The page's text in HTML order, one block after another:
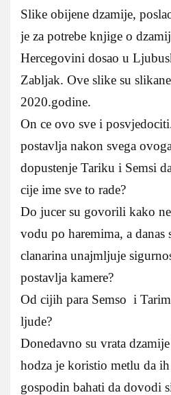
Slike obijene dzamije,
je za potrebe knjige o
Hercegovini dosao u
Zabljak. Ove slike su
2020.godine.
On ce ovo sve i
postavlja nakon svega
dopustenje Tariku i Semsi
cije ime sve to rade?
Do jucer su govorili kako
vodu po haremima, a danas
clanarina unajmljuje
postavlja kamere?
Od cijih para Semso i Tarim
ljude?
Donedavno su vrata
hodza je koristio metlu da ih
gospodin bahati da dovodi